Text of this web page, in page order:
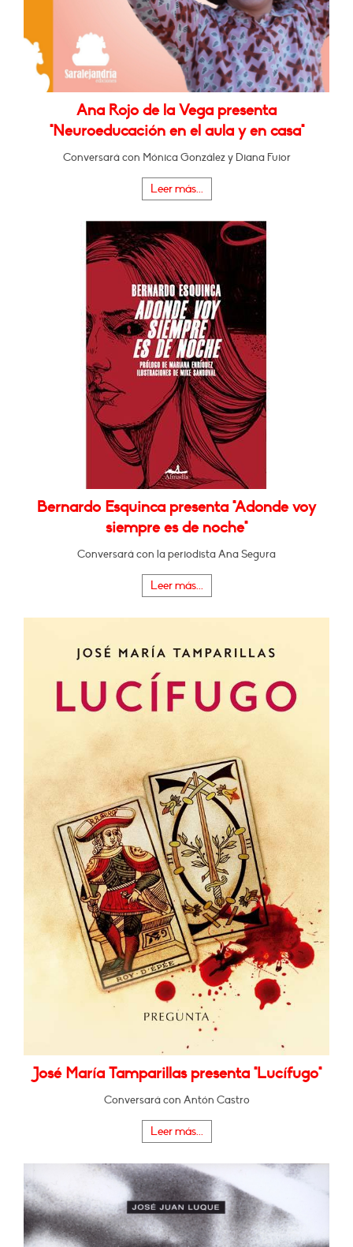
Ana Rojo de la Vega presenta
"Neuroeducación en el aula y en casa"
Conversará con Mónica González y Diana Fuior
Leer más...
Bernardo Esquinca presenta "Adonde voy
siempre es de noche"
Conversará con la periodista Ana Segura
Leer más...
José María Tamparillas presenta "Lucífugo"
Conversará con Antón Castro
Leer más...